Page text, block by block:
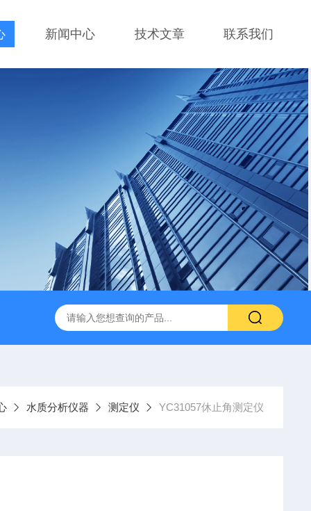
新闻中心 技术文章 联系我们
CS-300轨道式摇床 JKG-203新型冷原子吸收测汞仪
水质分析仪器 测定仪 YC31057休止角测定仪